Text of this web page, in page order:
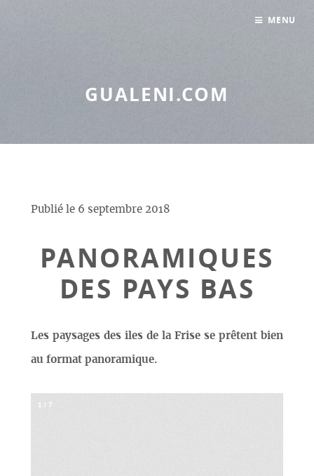
GUALENI.COM
Publié le 6 septembre 2018
PANORAMIQUES
DES PAYS BAS
Les paysages des iles de la Frise se prêtent bien
au format panoramique.
1 / 7
MENU